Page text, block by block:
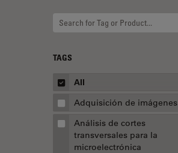
TAGS
All
Adquisición de imágenes
Análisis de cortes
transversales para la
microelectrónica